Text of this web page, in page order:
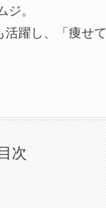
。
躍し、「痩せ
目次